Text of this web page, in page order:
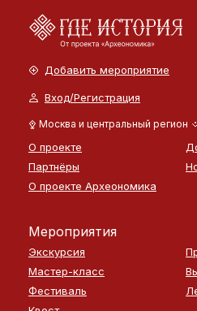
Добавить мероприятие
Вход/Регистрация
Москва и центральный регион
О проекте
Партнёры
О проекте Археономика
Мероприятия
Экскурсия
Мастер-класс
Фестиваль